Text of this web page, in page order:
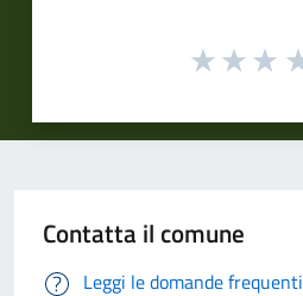
Contatta il comune
Leggi le domande frequenti